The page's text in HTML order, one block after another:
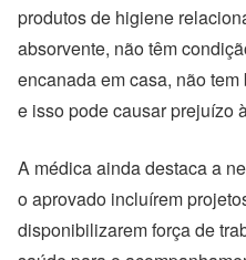
produtos de higiene
absorvente, não têm
encanada em casa, não
e isso pode causar prejuízo
A médica ainda destaca a
o aprovado incluírem
disponibilizarem força de